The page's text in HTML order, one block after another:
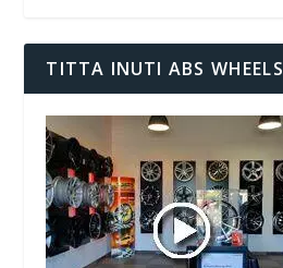
TITTA INUTI ABS WHEELS